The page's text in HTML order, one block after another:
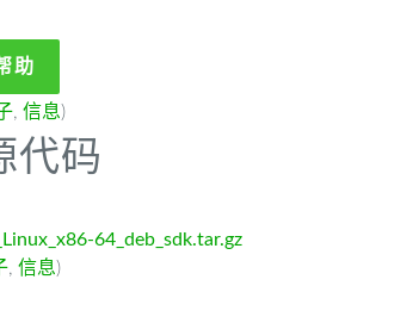
助
, 信息)
代码
64_deb_sdk.tar.gz
, 信息)